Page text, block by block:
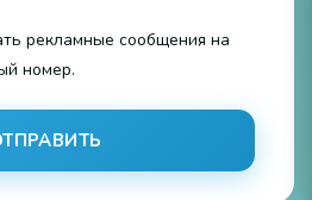
рекламные сообщения на
номер.